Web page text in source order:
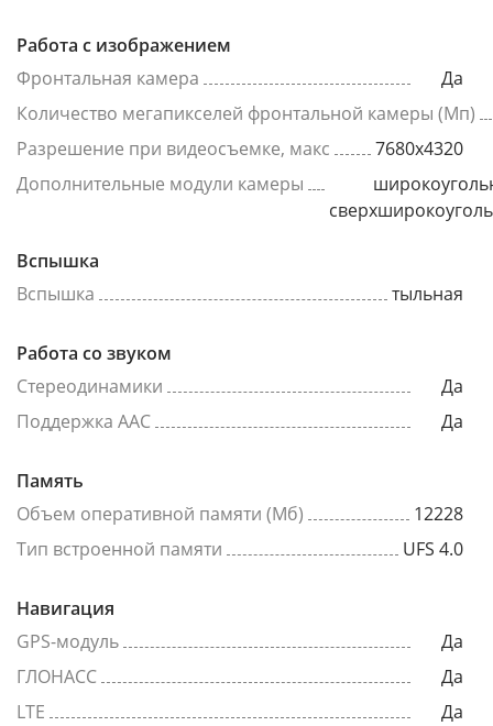
Работа с изображением
Фронтальная камера
Да
Количество мегапикселей фронтальной камеры (Мп)
Разрешение при видеосъемке, макс
7680x4320
Дополнительные модули камеры
Вспышка
Вспышка
тыльная
Работа со звуком
Стереодинамики
Да
Поддержка AAC
Да
Память
Объем оперативной памяти (Мб)
12228
Тип встроенной памяти
UFS 4.0
Навигация
GPS-модуль
Да
ГЛОНАСС
Да
LTE
Да